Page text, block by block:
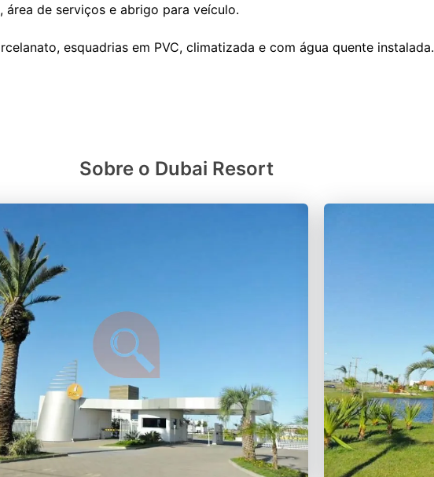
área de serviços e abrigo para veículo.
esquadrias em PVC, climatizada e com água quente instalada.
Sobre o Dubai Resort